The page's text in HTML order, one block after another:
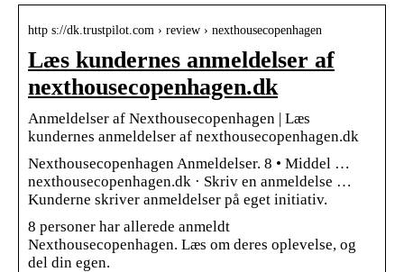
http s://dk.trustpilot.com › review › nexthousecopenhagen
Læs kundernes anmeldelser af
nexthousecopenhagen.dk
Anmeldelser af Nexthousecopenhagen | Læs
kundernes anmeldelser af nexthousecopenhagen.dk
Nexthousecopenhagen Anmeldelser. 8 • Middel …
nexthousecopenhagen.dk · Skriv en anmeldelse …
Kunderne skriver anmeldelser på eget initiativ.
8 personer har allerede anmeldt
Nexthousecopenhagen. Læs om deres oplevelse, og
del din egen.